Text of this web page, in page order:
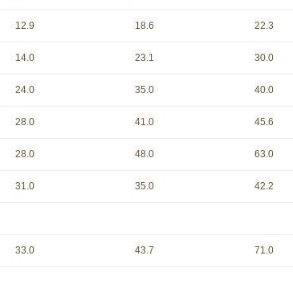
12.9 18.6 22.3
14.0 23.1 30.0
24.0 35.0 40.0
28.0 41.0 45.6
28.0 48.0 63.0
31.0 35.0 42.2
33.0 43.7 71.0